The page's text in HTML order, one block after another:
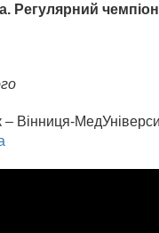
Регулярний
– Вінниця-